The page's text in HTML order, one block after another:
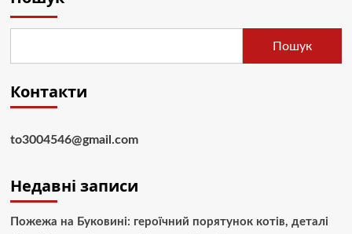
Пошук
Контакти
to3004546@gmail.com
Недавні записи
Пожежа на Буковині: героїчний порятунок котів, деталі